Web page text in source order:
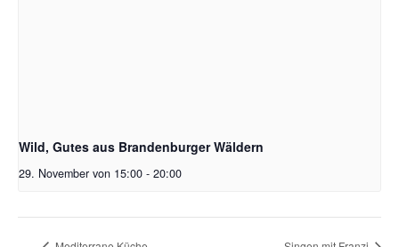
Wild, Gutes aus Brandenburger Wäldern
29. November von 15:00 - 20:00